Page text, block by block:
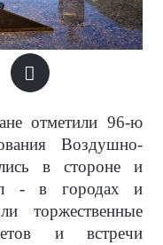
отметили 96-ю
Воздушно-
в стороне и
- в городах и
торжественные
и встречи